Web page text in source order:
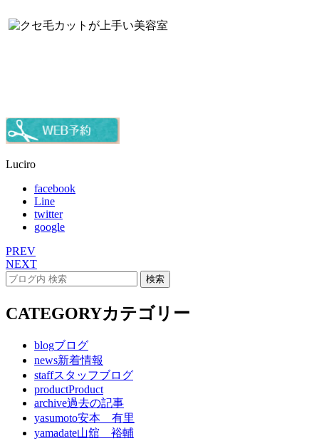
Luciro
facebook
Line
twitter
google
PREV
NEXT
CATEGORYカテゴリー
blogブログ
news新着情報
staffスタッフブログ
productProduct
archive過去の記事
yasumoto安本 有里
yamadate山舘 裕輔